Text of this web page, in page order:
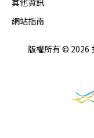
網站指南
版權所有 © 2026